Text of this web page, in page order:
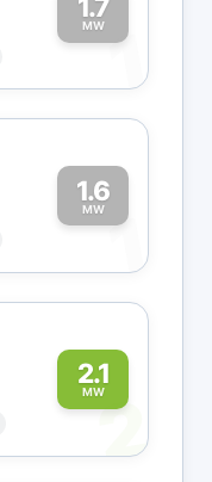
1.7
MW1
1.6
MW1
2.1
MW
2